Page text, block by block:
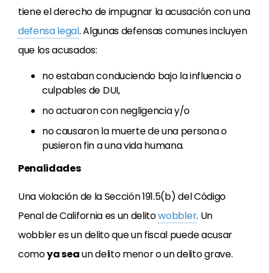
tiene el derecho de impugnar la acusación con una
defensa legal. Algunas defensas comunes incluyen
que los acusados:
no estaban conduciendo bajo la influencia o
culpables de DUI,
no actuaron con negligencia y/o
no causaron la muerte de una persona o
pusieron fin a una vida humana.
Penalidades
Una violación de la Sección 191.5(b) del Código
Penal de California es un delitowobbler. Un
wobbler es un delito que un fiscal puede acusar
comoya seaun delito menor o un delito grave.